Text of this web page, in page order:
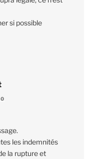
si possible
les indemnités
la rupture et